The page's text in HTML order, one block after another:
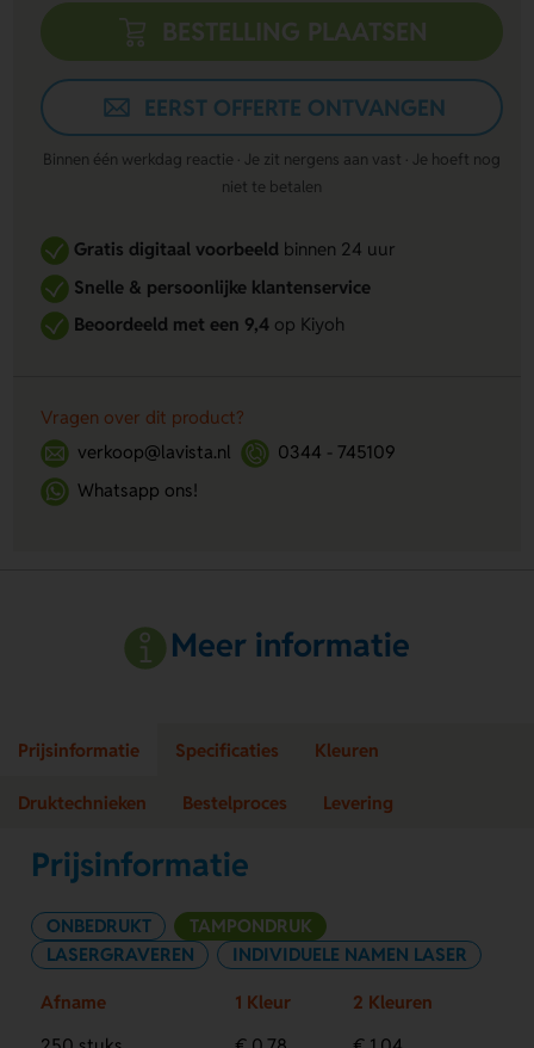
BESTELLING PLAATSEN
EERST OFFERTE ONTVANGEN
Binnen één werkdag reactie · Je zit nergens aan vast · Je hoeft nog
niet te betalen
Gratis digitaal voorbeeldbinnen 24 uur
Snelle & persoonlijke klantenservice
Beoordeeld met een 9,4op Kiyoh
Vragen over dit product?
verkoop@lavista.nl
0344 - 745109
Whatsapp ons!
Meer informatie
Prijsinformatie Specificaties Kleuren
Druktechnieken Bestelproces Levering
Prijsinformatie
ONBEDRUKT
TAMPONDRUK
LASERGRAVEREN
INDIVIDUELE NAMEN LASER
Afname 1 Kleur
2 Kleuren